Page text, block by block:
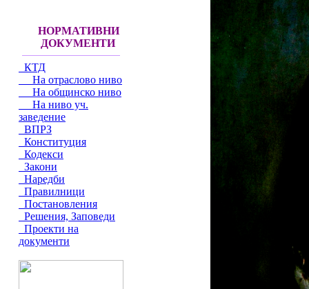
НОРМАТИВНИ
ДОКУМЕНТИ
КТД
На отраслово ниво
На общинско ниво
На ниво уч.
заведение
ВПРЗ
Конституция
Кодекси
Закони
Наредби
Правилници
Постановления
Решения, Заповеди
Проекти на
документи